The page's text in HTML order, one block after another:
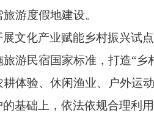
游度假地建设。
展文化产业赋能乡村振兴试
游民宿国家标准，打造“乡
体验、休闲渔业、户外运动
基础上，依法依规合理利